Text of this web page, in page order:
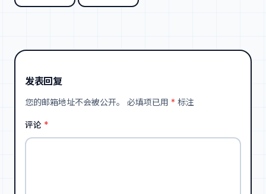
发表回复
您的邮箱地址不会被公开。 必填项已用 * 标注
评论 *